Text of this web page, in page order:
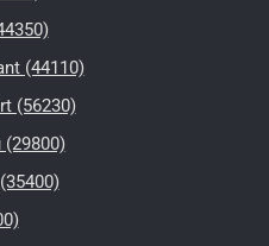
(44110)
(56230)
(29800)